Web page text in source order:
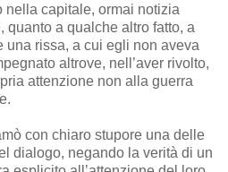
nella capitale, ormai notizia
quanto a qualche altro fatto, a
una rissa, a cui egli non aveva
altrove, nell’aver rivolto,
attenzione non alla guerra
con chiaro stupore una delle
dialogo, negando la verità di un